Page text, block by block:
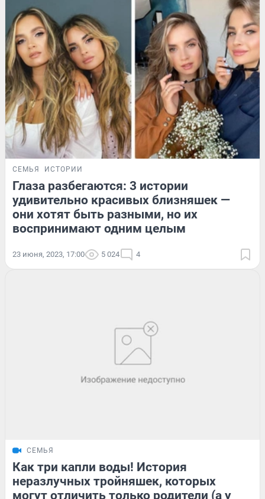
СЕМЬЯ ИСТОРИИ
Глаза разбегаются: 3 истории
удивительно красивых близняшек —
они хотят быть разными, но их
воспринимают одним целым
23 июня, 2023, 17:00 5 024 4
СЕМЬЯ
Как три капли воды! История
неразлучных тройняшек, которых
могут отличить только родители (а у